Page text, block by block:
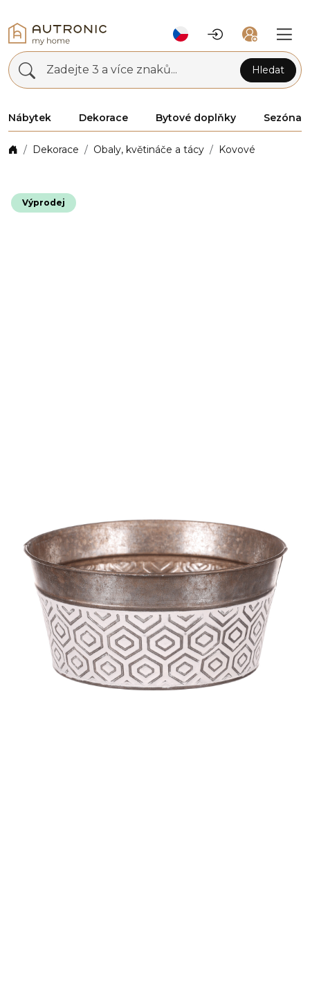
Zadejte 3 a více znaků... Hledat
Nábytek Dekorace Bytové doplňky Sezóna
Dekorace Obaly, květináče a tácy Kovové
Výprodej